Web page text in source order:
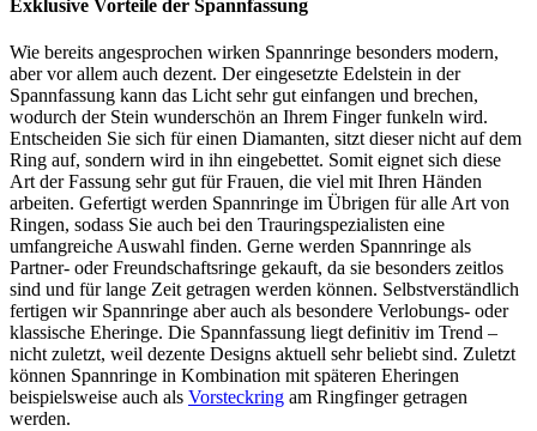
Exklusive Vorteile der Spannfassung
Wie bereits angesprochen wirken Spannringe besonders modern,
aber vor allem auch dezent. Der eingesetzte Edelstein in der
Spannfassung kann das Licht sehr gut einfangen und brechen,
wodurch der Stein wunderschön an Ihrem Finger funkeln wird.
Entscheiden Sie sich für einen Diamanten, sitzt dieser nicht auf dem
Ring auf, sondern wird in ihn eingebettet. Somit eignet sich diese
Art der Fassung sehr gut für Frauen, die viel mit Ihren Händen
arbeiten. Gefertigt werden Spannringe im Übrigen für alle Art von
Ringen, sodass Sie auch bei den Trauringspezialisten eine
umfangreiche Auswahl finden. Gerne werden Spannringe als
Partner- oder Freundschaftsringe gekauft, da sie besonders zeitlos
sind und für lange Zeit getragen werden können. Selbstverständlich
fertigen wir Spannringe aber auch als besondere Verlobungs- oder
klassische Eheringe. Die Spannfassung liegt definitiv im Trend –
nicht zuletzt, weil dezente Designs aktuell sehr beliebt sind. Zuletzt
können Spannringe in Kombination mit späteren Eheringen
beispielsweise auch als Vorsteckring am Ringfinger getragen
werden.